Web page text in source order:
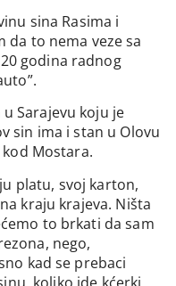
sina Rasima i
da to nema veze sa
godina radnog
Sarajevu koju je
sin ima i stan u Olovu
Mostara.
platu, svoj karton,
kraju krajeva. Ništa
to brkati da sam
nego,
kad se prebaci